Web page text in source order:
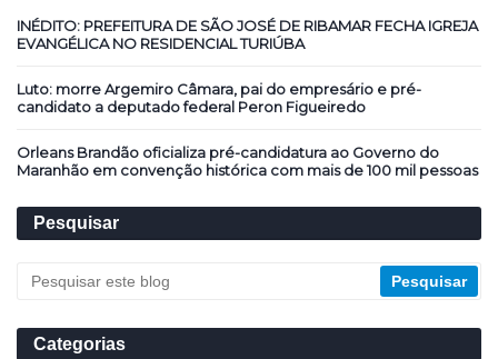
INÉDITO: PREFEITURA DE SÃO JOSÉ DE RIBAMAR FECHA IGREJA
EVANGÉLICA NO RESIDENCIAL TURIÚBA
Luto: morre Argemiro Câmara, pai do empresário e pré-
candidato a deputado federal Peron Figueiredo
Orleans Brandão oficializa pré-candidatura ao Governo do
Maranhão em convenção histórica com mais de 100 mil pessoas
Pesquisar
Categorias